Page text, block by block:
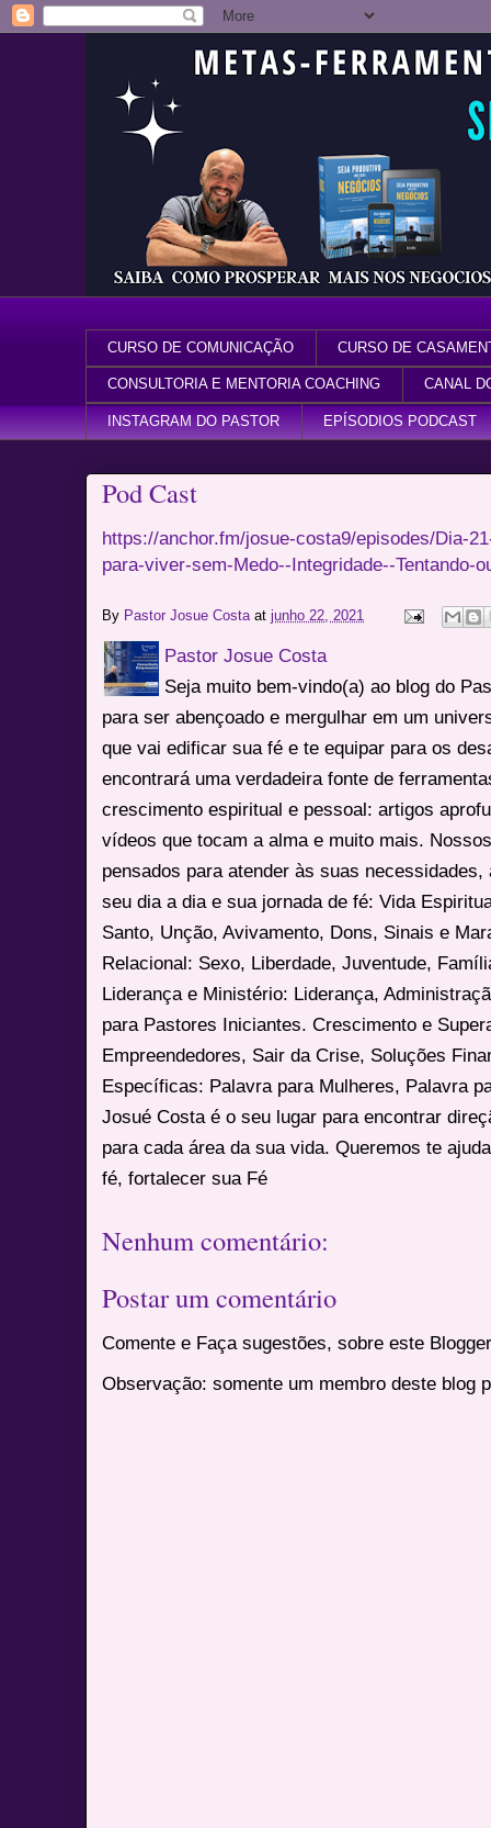
CURSO DE COMUNICAÇÃO CURSO DE
CONSULTORIA E MENTORIA COACHING CANAL
INSTAGRAM DO PASTOR EPÍSODIOS PODCAST
Pod Cast
https://anchor.fm/josue-costa9/episodes/Dia-
para-viver-sem-Medo--Integridade--Tentando-
By Pastor Josue Costa atjunho 22, 2021
Pastor Josue Costa
Seja muito bem-vindo(a) ao blog do
para ser abençoado e mergulhar em um
que vai edificar sua fé e te equipar para os
encontrará uma verdadeira fonte de
crescimento espiritual e pessoal: artigos
vídeos que tocam a alma e muito mais.
pensados para atender às suas
seu dia a dia e sua jornada de fé: Vida
Santo, Unção, Avivamento, Dons, Sinais e
Relacional: Sexo, Liberdade, Juventude,
Liderança e Ministério: Liderança,
para Pastores Iniciantes. Crescimento e
Empreendedores, Sair da Crise, Soluções
Específicas: Palavra para Mulheres, Palavra
Josué Costa é o seu lugar para encontrar
para cada área da sua vida. Queremos te
fé, fortalecer sua Fé
Nenhum comentário:
Postar um comentário
Comente e Faça sugestões, sobre este
Observação: somente um membro deste blog